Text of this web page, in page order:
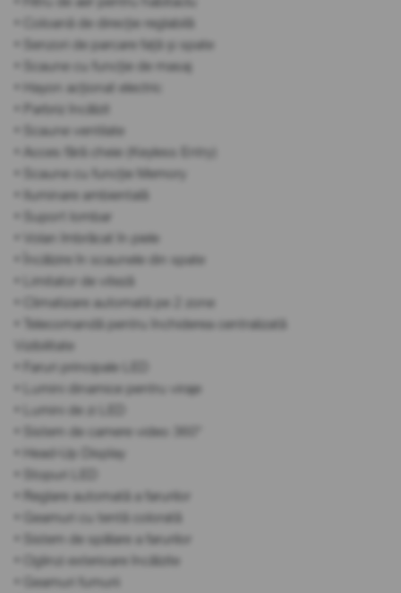
• Coloană de direcție reglabilă
• Senzori de parcare față și spate
• Scaune cu funcție de masaj
• Hayon acționat electric
• Parbriz încălzit
• Scaune ventilate
• Acces fără cheie (Keyless Entry)
• Scaune cu funcție Memory
• Iluminare ambientală
• Suport lombar
• Volan îmbrăcat în piele
• Încălzire în scaunele din spate
• Limitator de viteză
• Climatizare automată pe 2 zone
• Telecomandă pentru închiderea centralizată
Vizibilitate
• Faruri principale LED
• Lumini dinamice pentru viraje
• Lumini de zi LED
• Sistem de camere video 360°
• Head-Up Display
• Stopuri LED
• Reglare automată a farurilor
• Geamuri cu tentă colorată
• Sistem de spălare a farurilor
• Oglinzi exterioare încălzite
• Geamuri fumurii